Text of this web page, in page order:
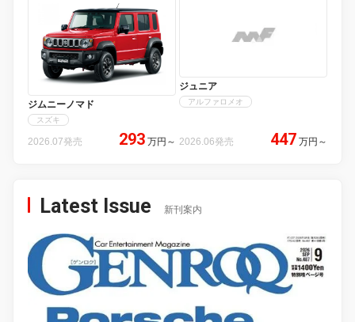
ジムニーノマド
スズキ
2026.07発売 293 万円 ～
ジュニア
アルファロメオ
2026.06発売 447 万円 ～
Latest Issue 新刊案内